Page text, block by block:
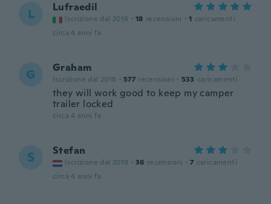
L Lufraedil
Iscrizione dal 2016 · 18 recensioni · 1 caricamenti
circa 4 anni fa
G Graham
Iscrizione dal 2018 · 577 recensioni · 533 caricamenti
they will work good to keep my camper
trailer locked
circa 4 anni fa
S Stefan
Iscrizione dal 2019 · 36 recensioni · 7 caricamenti
circa 4 anni fa